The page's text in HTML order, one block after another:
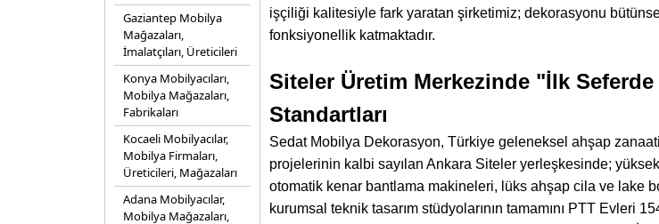
Gaziantep Mobilya
Mağazaları,
İmalatçıları, Üreticileri
Konya Mobilyacıları,
Mobilya Mağazaları,
Fabrikaları
Kocaeli Mobilyacılar,
Mobilya Firmaları,
Üreticileri, Mağazaları
Adana Mobilyacılar,
Mobilya Mağazaları,
işçiliği kalitesiyle fark yaratan şirketimiz; dekorasyonu
fonksiyonellik katmaktadır.
Siteler Üretim Merkezinde "İlk
Standartları
Sedat Mobilya Dekorasyon, Türkiye geleneksel ahşap
projelerinin kalbi sayılan Ankara Siteler yerleşkesinde;
otomatik kenar bantlama makineleri, lüks ahşap cila ve lake
kurumsal teknik tasarım stüdyolarının tamamını PTT Evleri